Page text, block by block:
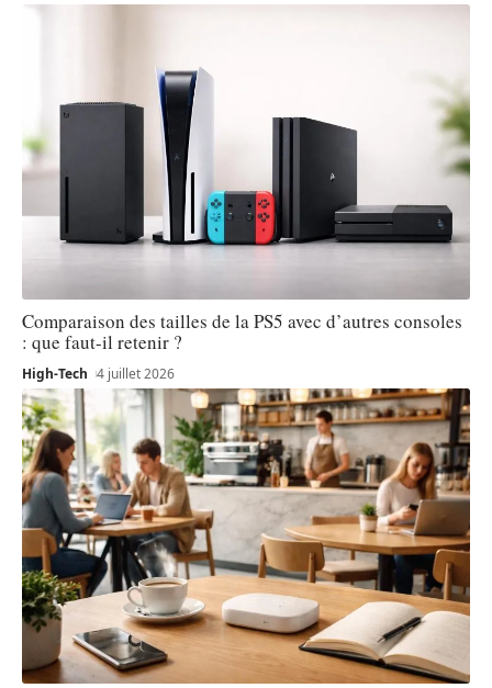
Comparaison des tailles de la PS5 avec d’autres consoles
: que faut-il retenir ?
High-Tech 4 juillet 2026